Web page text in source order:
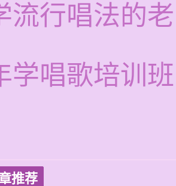
流行唱法的
学唱歌培训班
推荐